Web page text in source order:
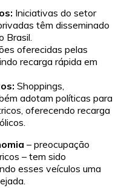
Iniciativas do setor
têm disseminado
Brasil.
oferecidas pelas
recarga rápida em
Shoppings,
adotam políticas para
oferecendo recarga
– preocupação
– tem sido
esses veículos uma